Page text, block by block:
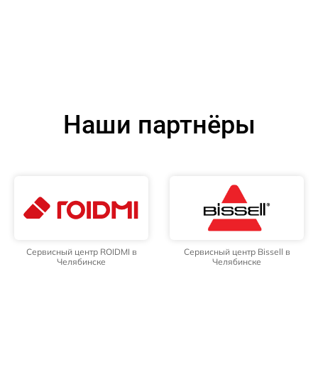
Наши партнёры
Сервисный центр ROIDMI в
Челябинске
Сервисный центр Bissell в
Челябинске